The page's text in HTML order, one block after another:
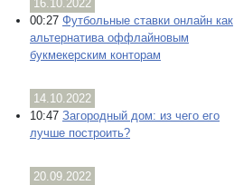
16.10.2022
00:27 Футбольные ставки онлайн как
альтернатива оффлайновым
букмекерским конторам
14.10.2022
10:47 Загородный дом: из чего его
лучше построить?
20.09.2022